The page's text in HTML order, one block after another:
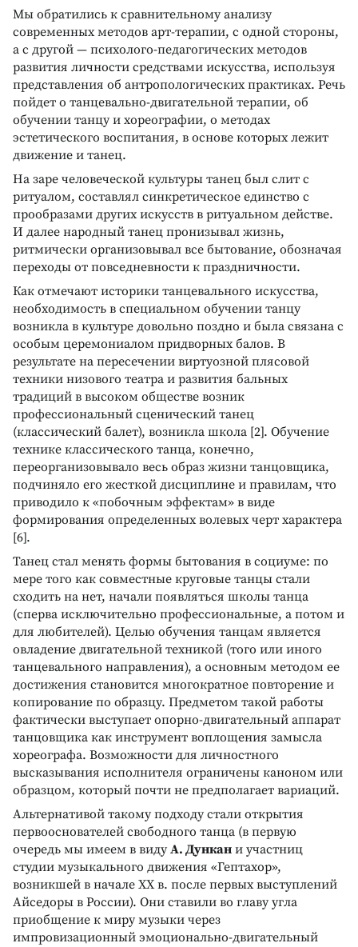
Мы обратились к сравнительному анализу
современных методов арт-терапии, с одной стороны,
а с другой — психолого-педагогических методов
развития личности средствами искусства, используя
представления об антропологических практиках. Речь
пойдет о танцевально-двигательной терапии, об
обучении танцу и хореографии, о методах
эстетического воспитания, в основе которых лежит
движение и танец.
На заре человеческой культуры танец был слит с
ритуалом, составлял синкретическое единство с
прообразами других искусств в ритуальном действе.
И далее народный танец пронизывал жизнь,
ритмически организовывал все бытование, обозначая
переходы от повседневности к праздничности.
Как отмечают историки танцевального искусства,
необходимость в специальном обучении танцу
возникла в культуре довольно поздно и была связана с
особым церемониалом придворных балов. В
результате на пересечении виртуозной плясовой
техники низового театра и развития бальных
традиций в высоком обществе возник
профессиональный сценический танец
(классический балет), возникла школа [2]. Обучение
технике классического танца, конечно,
переорганизовывало весь образ жизни танцовщика,
подчиняло его жесткой дисциплине и правилам, что
приводило к «побочным эффектам» в виде
формирования определенных волевых черт характера
[6].
Танец стал менять формы бытования в социуме: по
мере того как совместные круговые танцы стали
сходить на нет, начали появляться школы танца
(сперва исключительно профессиональные, а потом и
для любителей). Целью обучения танцам является
овладение двигательной техникой (того или иного
танцевального направления), а основным методом ее
достижения становится многократное повторение и
копирование по образцу. Предметом такой работы
фактически выступает опорно-двигательный аппарат
танцовщика как инструмент воплощения замысла
хореографа. Возможности для личностного
высказывания исполнителя ограничены каноном или
образцом, который почти не предполагает вариаций.
Альтернативой такому подходу стали открытия
первооснователей свободного танца (в первую
очередь мы имеем в видуА. Дункан и участниц
студии музыкального движения «Гептахор»,
возникшей в начале ХХ в. после первых выступлений
Айседоры в России). Они ставили во главу угла
приобщение к миру музыки через
импровизационный эмоционально-двигательный